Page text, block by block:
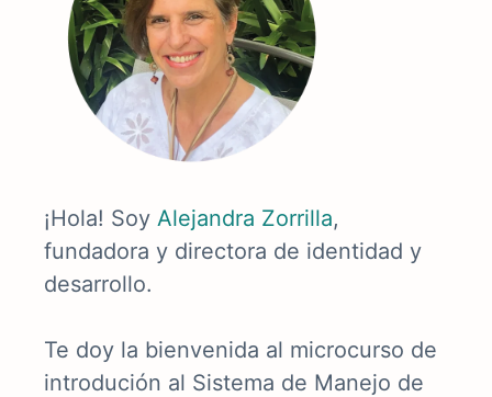
¡Hola! Soy Alejandra Zorrilla,
fundadora y directora de identidad y
desarrollo.
Te doy la bienvenida al microcurso de
introdución al Sistema de Manejo de